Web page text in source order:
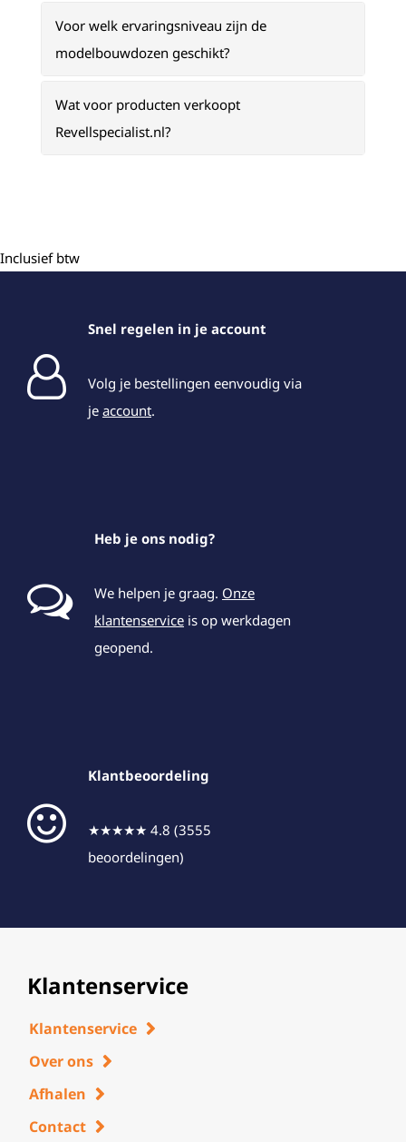
Voor welk ervaringsniveau zijn de
modelbouwdozen geschikt?
Wat voor producten verkoopt
Revellspecialist.nl?
Inclusief btw
Snel regelen in je account
Volg je bestellingen eenvoudig via
je account.
Heb je ons nodig?
We helpen je graag. Onze
klantenservice is op werkdagen
geopend.
Klantbeoordeling
★★★★★ 4.8 (3555
beoordelingen)
Klantenservice
Klantenservice
Over ons
Afhalen
Contact